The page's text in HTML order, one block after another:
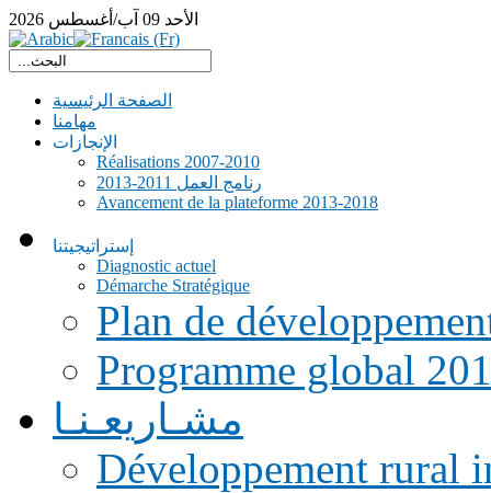
الأحد 09 آب/أغسطس 2026
الصفحة الرئيسية
مهامنا
الإنجازات
Réalisations 2007-2010
رنامج العمل 2011-2013
Avancement de la plateforme 2013-2018
إستراتيجيتنا
Diagnostic actuel
Démarche Stratégique
Plan de
Programme global
مشـاريعـنـا
Développement rural